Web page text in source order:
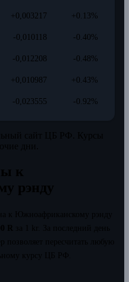
+0,003217 +0.13%
-0,010118 -0.40%
-0,012208 -0.48%
+0,010987 +0.43%
-0,023555 -0.92%